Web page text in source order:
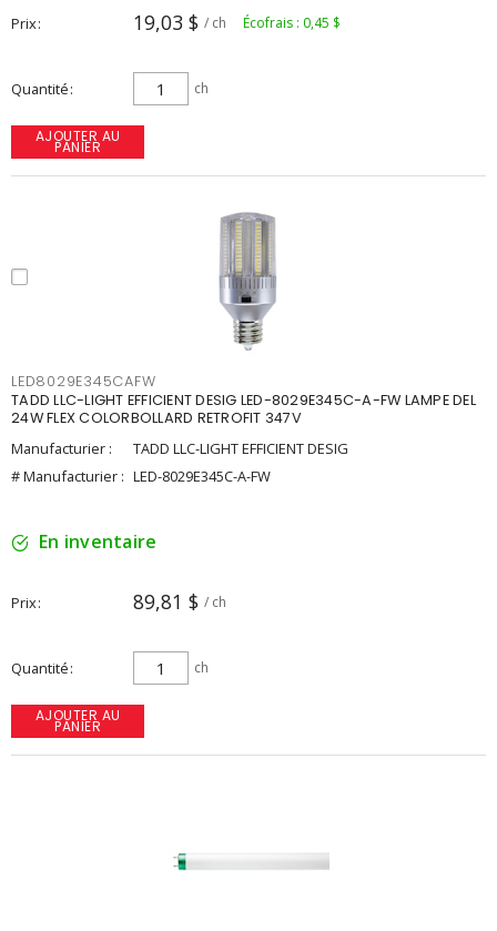
Prix 19,03 $ / ch Écofrais : 0,45 $
Quantité ch
AJOUTER AU
PANIER
LED8029E345CAFW
TADD LLC-LIGHT EFFICIENT DESIG LED-8029E345C-A-FW LAMPE DEL
24W FLEX COLORBOLLARD RETROFIT 347V
Manufacturier :
TADD LLC-LIGHT EFFICIENT DESIG
# Manufacturier : LED-8029E345C-A-FW
En inventaire
Prix 89,81 $ / ch
Quantité ch
AJOUTER AU
PANIER